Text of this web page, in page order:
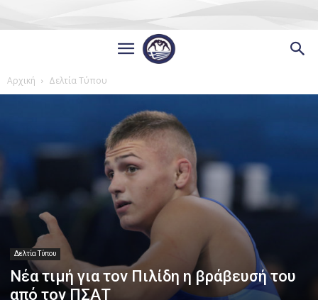
Αρχική Δελτία Τύπου
Δελτία Τύπου
Νέα τιμή για τον Πιλίδη η βράβευσή του
από τον ΠΣΑΤ